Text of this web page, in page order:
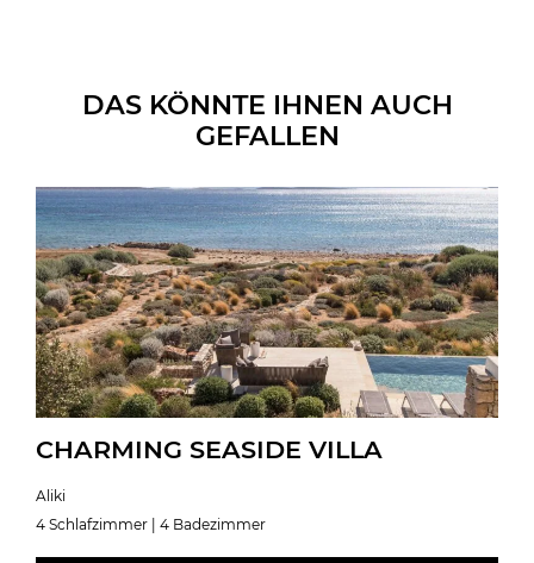
DAS KÖNNTE IHNEN AUCH
GEFALLEN
CHARMING SEASIDE VILLA
Aliki
4 Schlafzimmer | 4 Badezimmer